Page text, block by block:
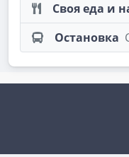
Своя еда и
Остановка